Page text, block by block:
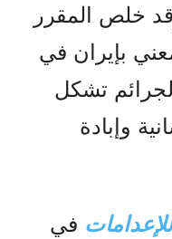
خلص المقرر
بإيران في
الجرائم تشكل
وإبادة
في